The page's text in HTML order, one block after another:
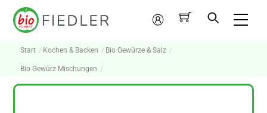
Skip
Mein
Konto
Start Kochen & Backen Bio Gewürze & Salz
Bio Gewürz Mischungen